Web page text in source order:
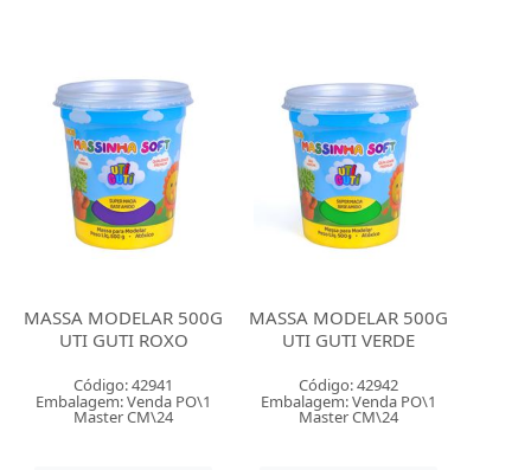
MASSA MODELAR 500G
UTI GUTI ROXO
Código: 42941
Embalagem: Venda PO\1
Master CM\24
MASSA MODELAR 500G
UTI GUTI VERDE
Código: 42942
Embalagem: Venda PO\1
Master CM\24